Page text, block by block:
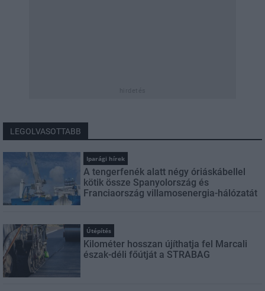
LEGOLVASOTTABB
Iparági hírek
A tengerfenék alatt négy óriáskábellel
kötik össze Spanyolország és
Franciaország villamosenergia-hálózatát
Útépítés
Kilométer hosszan újíthatja fel Marcali
észak-déli főútját a STRABAG